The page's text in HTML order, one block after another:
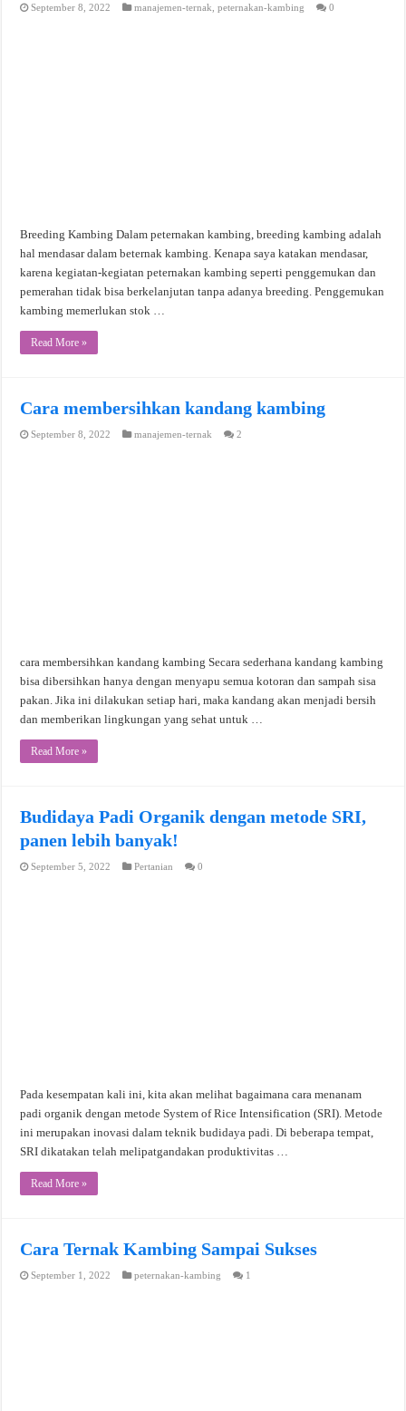
September 8, 2022 manajemen-ternak ,peternakan-kambing 0
Breeding Kambing Dalam peternakan kambing, breeding kambing adalah
hal mendasar dalam beternak kambing. Kenapa saya katakan mendasar,
karena kegiatan-kegiatan peternakan kambing seperti penggemukan dan
pemerahan tidak bisa berkelanjutan tanpa adanya breeding. Penggemukan
kambing memerlukan stok …
Read More »
Cara membersihkan kandang kambing
September 8, 2022 manajemen-ternak 2
cara membersihkan kandang kambing Secara sederhana kandang kambing
bisa dibersihkan hanya dengan menyapu semua kotoran dan sampah sisa
pakan. Jika ini dilakukan setiap hari, maka kandang akan menjadi bersih
dan memberikan lingkungan yang sehat untuk …
Read More »
Budidaya Padi Organik dengan metode SRI,
panen lebih banyak!
September 5, 2022 Pertanian 0
Pada kesempatan kali ini, kita akan melihat bagaimana cara menanam
padi organik dengan metode System of Rice Intensification (SRI). Metode
ini merupakan inovasi dalam teknik budidaya padi. Di beberapa tempat,
SRI dikatakan telah melipatgandakan produktivitas …
Read More »
Cara Ternak Kambing Sampai Sukses
September 1, 2022 peternakan-kambing 1